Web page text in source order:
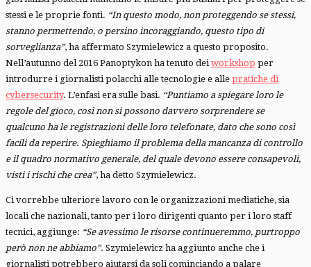
stessi e le proprie fonti. “In questo modo, non proteggendo se stessi,
stanno permettendo, o persino incoraggiando, questo tipo di
sorveglianza”, ha affermato Szymielewicz a questo proposito.
Nell’autunno del 2016 Panoptykon ha tenuto deiworkshop per
introdurre i giornalisti polacchi alle tecnologie e alle pratiche di
cybersecurity. L’enfasi era sulle basi. “Puntiamo a spiegare loro le
regole del gioco, così non si possono davvero sorprendere se
qualcuno ha le registrazioni delle loro telefonate, dato che sono così
facili da reperire. Spieghiamo il problema della mancanza di controllo
e il quadro normativo generale, del quale devono essere consapevoli,
visti i rischi che crea”, ha detto Szymielewicz.
Ci vorrebbe ulteriore lavoro con le organizzazioni mediatiche, sia
locali che nazionali, tanto per i loro dirigenti quanto per i loro staff
tecnici, aggiunge: “Se avessimo le risorse continueremmo, purtroppo
però non ne abbiamo”. Szymielewicz ha aggiunto anche che i
giornalisti potrebbero aiutarsi da soli cominciando a palare